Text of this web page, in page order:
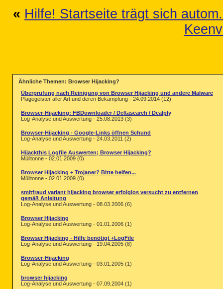
« Hilfe! Startseite trägt sich
Ähnliche Themen: Browser Hijacking?
Überprüfung nach Reinigung von Browser Hijacking und andere Malware
Plagegeister aller Art und deren Bekämpfung - 24.09.2014 (12)
Browser-Hijacking: FBDownloader / Deltasearch / Dealply
Log-Analyse und Auswertung - 25.08.2013 (3)
Browser-Hijacking - Google-Links öffnen Schund
Log-Analyse und Auswertung - 24.03.2011 (2)
Hijackthis Logfile Auswerten; Browser Hijacking?
Mülltonne - 02.01.2009 (0)
Browser Hijacking + Trojaner? Bitte helfen...
Mülltonne - 02.01.2009 (0)
smitfraud variant hijacking browser erfolglos versucht zu entfernen
gemäß Anleitung
Log-Analyse und Auswertung - 08.03.2006 (6)
Browser Hijacking
Log-Analyse und Auswertung - 01.01.2006 (1)
Browser Hijacking - Hilfe benötigt +LogFile
Log-Analyse und Auswertung - 19.04.2005 (8)
Browser-Hijacking
Log-Analyse und Auswertung - 03.01.2005 (1)
browser hijacking
Log-Analyse und Auswertung - 07.09.2004 (1)